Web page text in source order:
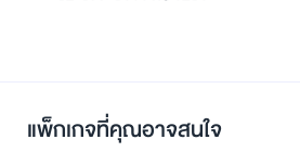
แพ็กเกจที่คุณอาจสนใจ